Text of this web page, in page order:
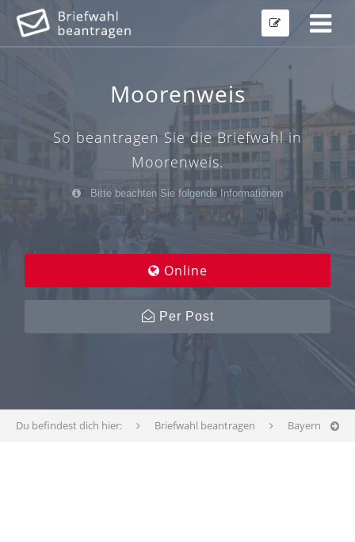
Moorenweis
So beantragen Sie die Briefwahl in
Moorenweis.
Bitte beachten Sie folgende Informationen
Online
Per Post
Du befindest dich hier: Briefwahl beantragen Bayern